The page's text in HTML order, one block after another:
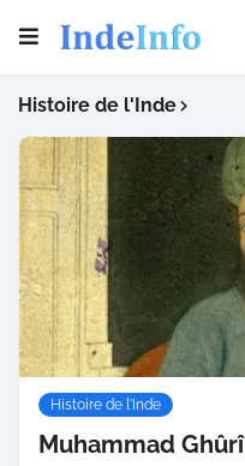
Histoire de l'Inde
Histoire de l'Inde
Muhammad Ghûrî